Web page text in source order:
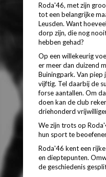
Roda'46, met zijn
tot een belangrijke
Leusden. Want
dorp zijn, die nog
hebben gehad?
Op een willekeurig
er meer dan duizend
Buiningpark. Van
vijftig. Tel daarbij de
forse aantallen. Om
doen kan de club
driehonderd
We zijn trots op
hun sport te
Roda'46 kent een
en dieptepunten.
de geschiedenis